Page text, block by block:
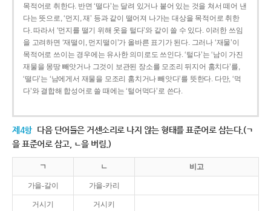
목적어로 취한다. 반면 ‘떨다’는 달려 있거나 붙어 있는 것을 쳐서 떼어 낸
다는 뜻으로, ‘먼지, 재’ 등과 같이 떨어져 나가는 대상을 목적어로 취한
다. 따라서 ‘먼지를 떨기 위해 옷을 털다’와 같이 쓸 수 있다. 이러한 쓰임
을 고려하면 ‘재떨이, 먼지떨이’가 올바른 표기가 된다. 그러나 ‘재물’이
목적어로 쓰이는 경우에는 유사한 의미로도 쓰인다. ‘털다’는 ‘남이 가진
재물을 몽땅 빼앗거나 그것이 보관된 장소를 모조리 뒤지어 훔치다’를,
‘떨다’는 ‘남에게서 재물을 모조리 훔치거나 빼앗다’를 뜻한다. 다만, ‘먹
다’와 결합해 합성어로 쓸 때에는 ‘털어먹다’로 쓴다.
제4항 다음 단어들은 거센소리로 나지 않는 형태를 표준어로 삼는다.(ㄱ
을 표준어로 삼고, ㄴ을 버림.)
ㄱ ㄴ 비고
가을-갈이 가을-카리
거시기 거시키